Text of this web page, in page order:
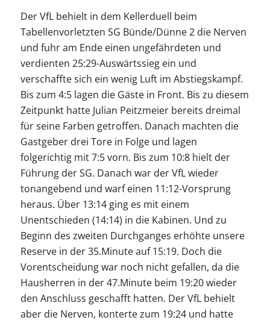
Der VfL behielt in dem Kellerduell beim
Tabellenvorletzten SG Bünde/Dünne 2 die Nerven
und fuhr am Ende einen ungefährdeten und
verdienten 25:29-Auswärtssieg ein und
verschaffte sich ein wenig Luft im Abstiegskampf.
Bis zum 4:5 lagen die Gäste in Front. Bis zu diesem
Zeitpunkt hatte Julian Peitzmeier bereits dreimal
für seine Farben getroffen. Danach machten die
Gastgeber drei Tore in Folge und lagen
folgerichtig mit 7:5 vorn. Bis zum 10:8 hielt der
Führung der SG. Danach war der VfL wieder
tonangebend und warf einen 11:12-Vorsprung
heraus. Über 13:14 ging es mit einem
Unentschieden (14:14) in die Kabinen. Und zu
Beginn des zweiten Durchganges erhöhte unsere
Reserve in der 35.Minute auf 15:19. Doch die
Vorentscheidung war noch nicht gefallen, da die
Hausherren in der 47.Minute beim 19:20 wieder
den Anschluss geschafft hatten. Der VfL behielt
aber die Nerven, konterte zum 19:24 und hatte